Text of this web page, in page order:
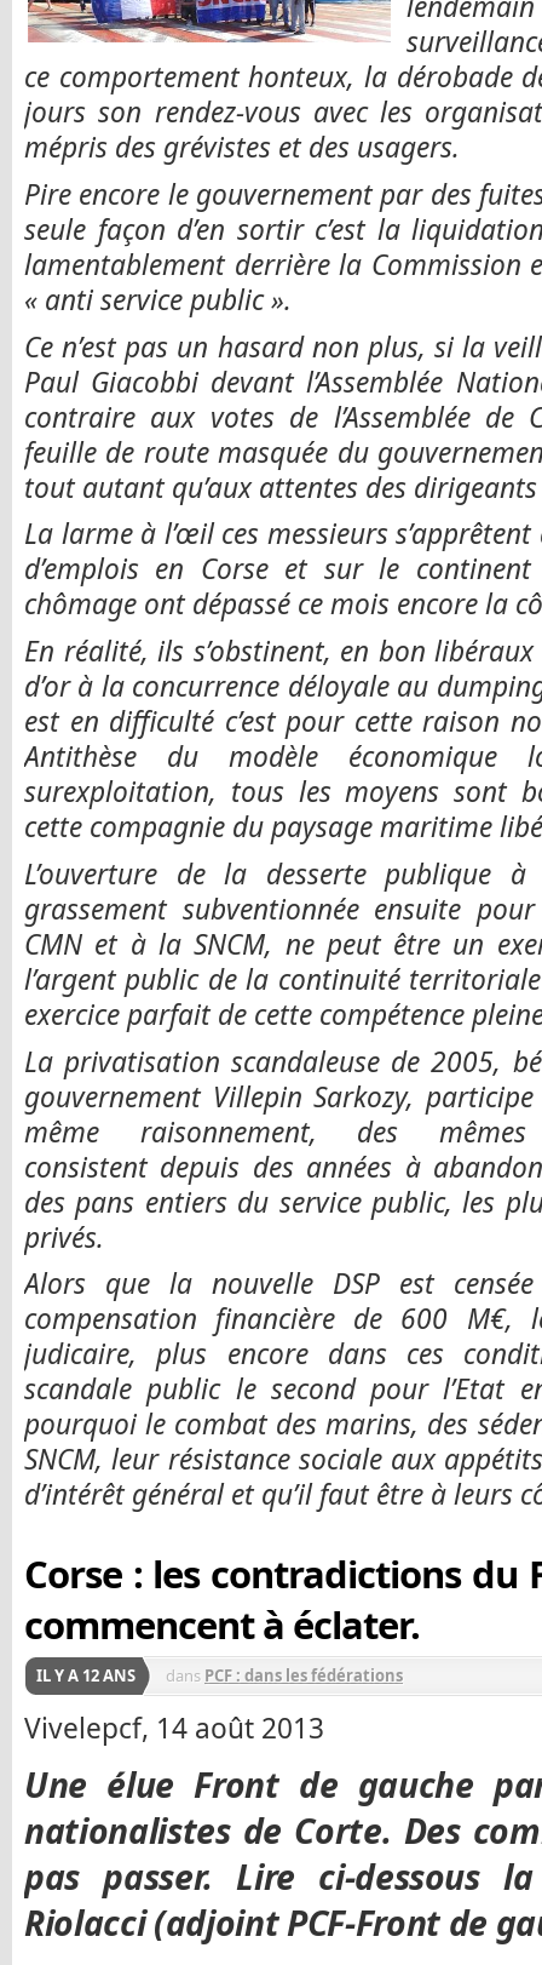
ce comportement honteux, la dérobade
jours son rendez-vous avec les
mépris des grévistes et des usagers.
Pire encore le gouvernement par des
seule façon d’en sortir c’est la
lamentablement derrière la Commission
« anti service public ».
Ce n’est pas un hasard non plus, si la
Paul Giacobbi devant l’Assemblée
contraire aux votes de l’Assemblée
feuille de route masquée du
tout autant qu’aux attentes des dirigeants
La larme à l’œil ces messieurs
d’emplois en Corse et sur le
chômage ont dépassé ce mois encore la
En réalité, ils s’obstinent, en bon
d’or à la concurrence déloyale au
est en difficulté c’est pour cette raison
Antithèse du modèle
surexploitation, tous les moyens sont
cette compagnie du paysage maritime
L’ouverture de la desserte publique
grassement subventionnée ensuite
CMN et à la SNCM, ne peut être un
l’argent public de la continuité
exercice parfait de cette compétence
La privatisation scandaleuse de 2005,
gouvernement Villepin Sarkozy,
même raisonnement, des
consistent depuis des années à
des pans entiers du service public, les
privés.
Alors que la nouvelle DSP est
compensation financière de 600 M€,
judicaire, plus encore dans ces
scandale public le second pour l’Etat
pourquoi le combat des marins, des
SNCM, leur résistance sociale aux
d’intérêt général et qu’il faut être à leurs
Corse : les contradictions du
commencent à éclater.
IL Y A 12 ANS dans PCF : dans les fédérations
Vivelepcf, 14 août 2013
Une élue Front de gauche
nationalistes de Corte. Des
pas passer. Lire ci-dessous
Riolacci (adjoint PCF-Front de